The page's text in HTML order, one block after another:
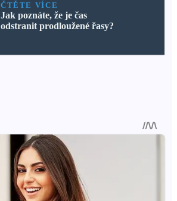
ČTĚTE VÍCE
Jak poznáte, že je čas
odstranit prodloužené řasy?